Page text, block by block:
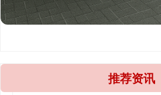
推荐资讯